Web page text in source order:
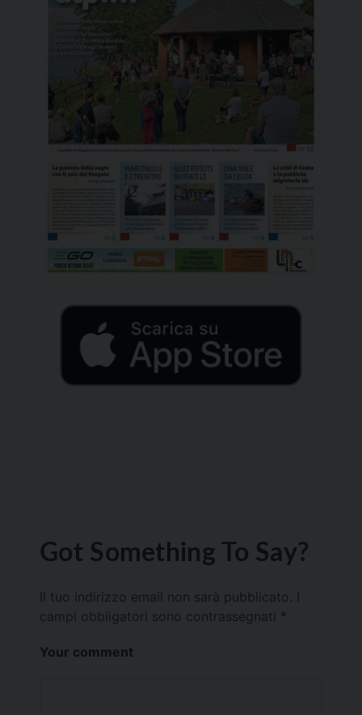
Got Something To Say?
Il tuo indirizzo email non sarà pubblicato.
campi obbligatori sono contrassegnati *
Your comment